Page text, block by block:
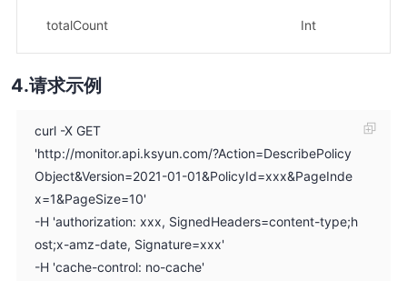
totalCount Int
请求示例
curl -X GET
'http://monitor.api.ksyun.com/?Action=DescribePolicy
Object&Version=2021-01-01&PolicyId=xxx&PageInde
x=1&PageSize=10'
-H 'authorization: xxx, SignedHeaders=content-type;h
ost;x-amz-date, Signature=xxx'
-H 'cache-control: no-cache'